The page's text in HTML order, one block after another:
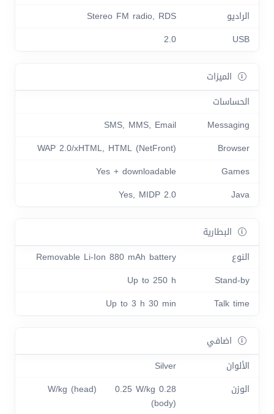
الراديو
Stereo FM radio, RDS
USB
2.0
الميزات
الحساسات
Messaging
SMS, MMS, Email
Browser
WAP 2.0/xHTML, HTML (NetFront)
Games
Yes + downloadable
Java
Yes, MIDP 2.0
البطارية
النوع
Removable Li-Ion 880 mAh battery
Stand-by
Up to 250 h
Talk time
Up to 3 h 30 min
اضافي
الألوان
Silver
الوزن
0.28 W/kg (head) 0.25 W/kg
(body)